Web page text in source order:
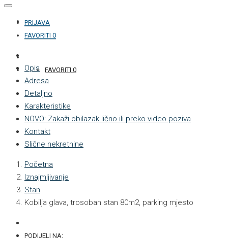
KONTAKT
FAVORITI 0
PRIJAVA
FAVORITI 0
Opis
Adresa
Detaljno
Karakteristike
NOVO: Zakaži obilazak lično ili preko video poziva
Kontakt
Slične nekretnine
Početna
Iznajmljivanje
Stan
Kobilja glava, trosoban stan 80m2, parking mjesto
PODIJELI NA: